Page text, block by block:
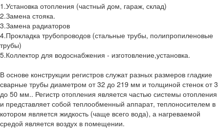
1.Установка отопления (частный дом, гараж, склад)
2.Замена стояка.
3.Замена радиаторов
4.Прокладка трубопроводов (стальные трубы, полипропиленовые
трубы)
5.Коллектор для водоснабжения - изготовление,установка.
В основе конструкции регистров служат разных размеров гладкие
сварные трубы диаметром от 32 до 219 мм и толщиной стенок от 3
до 50 мм.. Регистр отопления является частью системы отопления
и представляет собой теплообменный аппарат, теплоносителем в
котором является жидкость (чаще всего вода), а нагреваемой
средой является воздух в помещении.